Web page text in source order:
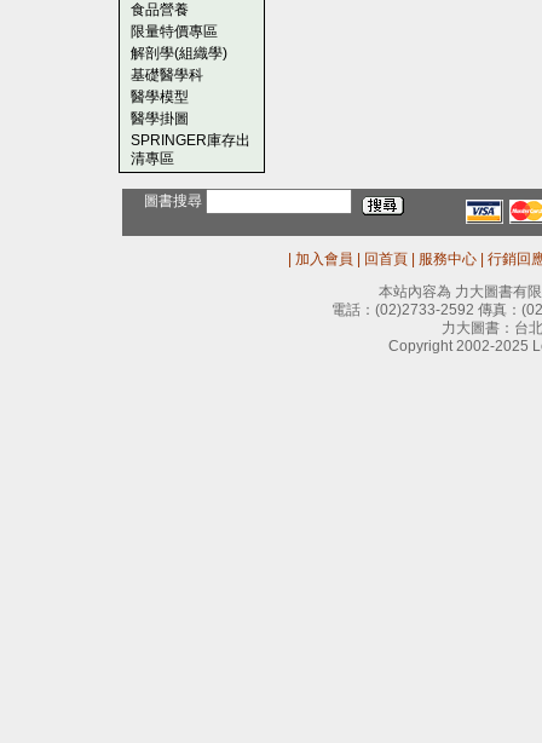
食品營養
限量特價專區
解剖學(組織學)
基礎醫學科
醫學模型
醫學掛圖
SPRINGER庫存出
清專區
圖書搜尋
加入會員 回首頁 服務中心
行銷回
本站內容為 力大圖書有
電話： (02)2733-2592 傳真：
力大圖書：台
Copyright 2002-2025